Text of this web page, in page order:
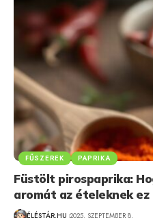
FŰSZEREK PAPRIKA
Füstölt pirospaprika:
aromát az ételeknek ez
ÉLÉSTÁR.HU 2025. SZEPTEMBER 8.